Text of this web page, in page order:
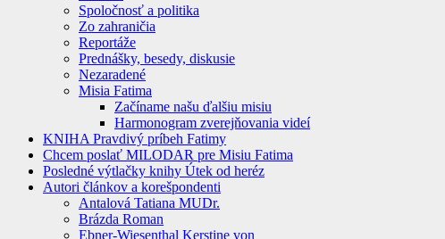
Spoločnosť a politika
Zo zahraničia
Reportáže
Prednášky, besedy, diskusie
Nezaradené
Misia Fatima
Začíname našu ďalšiu misiu
Harmonogram zverejňovania videí
KNIHA Pravdivý príbeh Fatimy
Chcem poslať MILODAR pre Misiu Fatima
Posledné výtlačky knihy Útek od heréz
Autori článkov a korešpondenti
Antalová Tatiana MUDr.
Brázda Roman
Ebner-Wiesenthal Kerstine von